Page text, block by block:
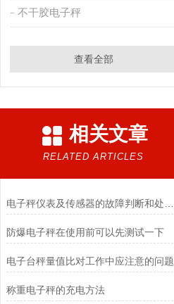
不干胶电子秤
查看全部
相关文章
RELATED ARTICLES
防爆电子秤在使用前可以先测试一下
电子台秤量值比对工作中应注意的问题
称重电子秤的充电方法